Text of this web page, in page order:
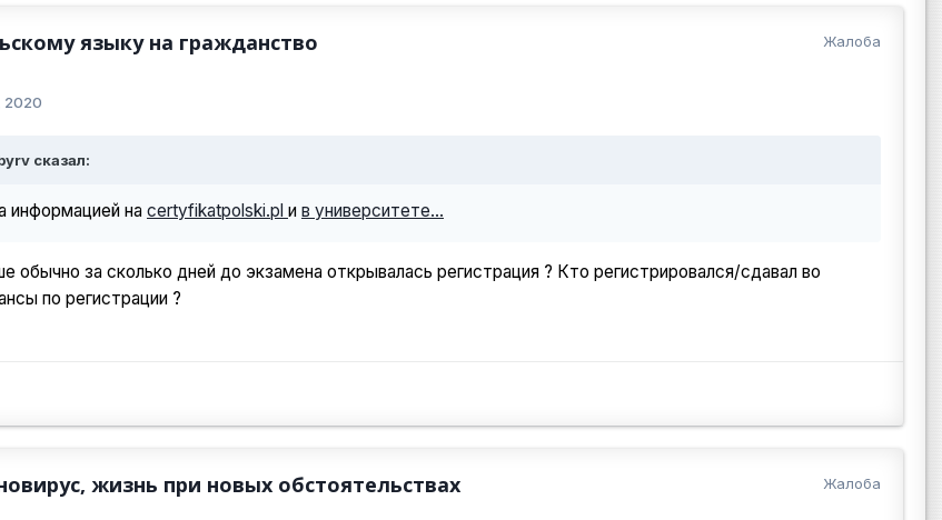
Жалоба
языку на гражданство
2020
сказал:
информацией на certyfikatpolski.pl и в университете...
обычно за сколько дней до экзамена открывалась регистрация ? Кто регистрировался/сдавал во
по регистрации ?
Жалоба
жизнь при новых обстоятельствах